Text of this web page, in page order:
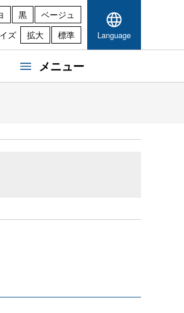
黒
ベージュ
ズ
拡大 標準 Language
メニュー